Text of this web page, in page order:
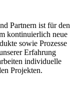
Partnern ist für den
kontinuierlich neue
sowie Prozesse
Erfahrung
individuelle
Projekten.